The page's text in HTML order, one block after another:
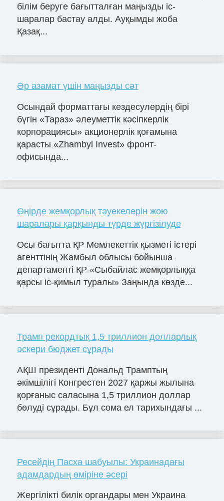
білім беруге бағытталған маңызды іс-
шаралар бастау алды. Ауқымды жоба
Қазақ...
Әр азамат үшін маңызды сәт
Осындай форматтағы кездесулердің бірі
бүгін «Тараз» әлеуметтік кәсіпкерлік
корпорациясы» акционерлік қоғамына
қарасты «Zhambyl Invest» фронт-
офисында...
Өңірде жемқорлық тәуекелерін жою
шаралары қарқынды түрде жүргізілуде
Осы бағытта ҚР Мемлекеттік қызметі істері
агенттінің Жамбыл облысы бойынша
департаменті ҚР «Сыбайлас жемқорлыққа
қарсы іс-қимыл туралы» Заңында көзде...
Трамп рекордтық 1,5 триллион долларлық
әскери бюджет сұрады
АҚШ президенті Дональд Трамптың
әкімшілігі Конгрестен 2027 қаржы жылына
қорғаныс саласына 1,5 триллион доллар
бөлуді сұрады. Бұл сома ел тарихындағы ...
Ресейдің Пасха шабуылы: Украинадағы
адамдардың өміріне әсері
Жергілікті билік органдары мен Украина